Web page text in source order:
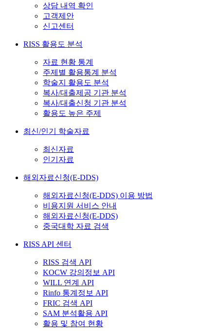
상담 내역 확인
고객제안
신고센터
RISS 활용도 분석
자료 현황 통계
주제별 활용통계 분석
학술지 활용도 분석
복사/대출제공 기관 분석
복사/대출신청 기관 분석
활용도 높은 주제
최신/인기 학술자료
최신자료
인기자료
해외자료신청(E-DDS)
해외자료신청(E-DDS) 이용 방법
비용지원 서비스 안내
해외자료신청(E-DDS)
중국대학 자료 검색
RISS API 센터
RISS 검색 API
KOCW 강의정보 API
WILL 연계 API
Rinfo 통계정보 API
FRIC 검색 API
SAM 분석활용 API
활용 및 참여 현황